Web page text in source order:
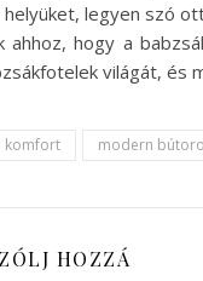
legyen szó
hogy a
világát, és
komfort modern
HOZZÁ